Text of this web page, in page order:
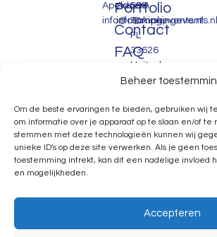
Beheer
Om de beste ervaringen te bieden, gebruiken wij
om informatie over je apparaat op te slaan en/of te
stemmen met deze technologieën kunnen wij
unieke ID's op deze site verwerken. Als je geen
toestemming intrekt, kan dit een nadelige invloed
en mogelijkheden.
Accepteren
Apeldoorn
info@makingevents.nl
Assen
info@makingevents.nl
558.
Tampa,
FL
33626
United
States
Portfolio
Contact
FAQ